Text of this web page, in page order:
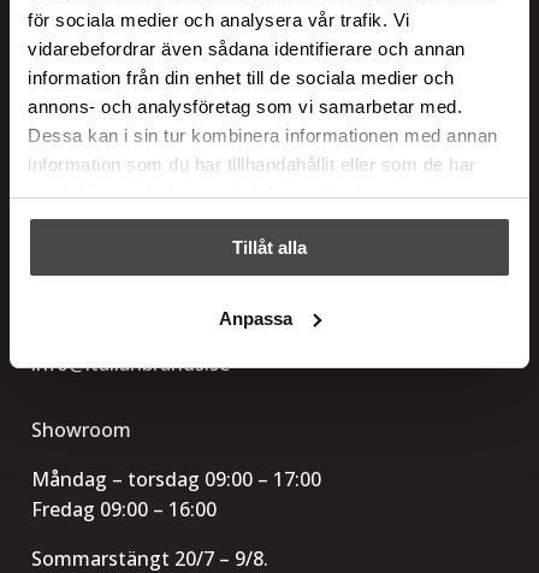
för sociala medier och analysera vår trafik. Vi
vidarebefordrar även sådana identifierare och annan
information från din enhet till de sociala medier och
annons- och analysföretag som vi samarbetar med.
Dessa kan i sin tur kombinera informationen med annan
information som du har tillhandahållit eller som de har
samlat in när du har använt deras tjänster.
Tillåt alla
Anpassa
Italian Brands
Adress
Ranhammarsvägen 20
168 67 Bromma
08-544 435 34
info@italianbrands.se
Showroom
Måndag – torsdag 09:00 – 17:00
Fredag 09:00 – 16:00
Sommarstängt 20/7 – 9/8.